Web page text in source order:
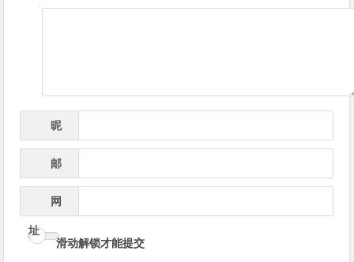
昵
邮
网
址
滑动解锁才能提交